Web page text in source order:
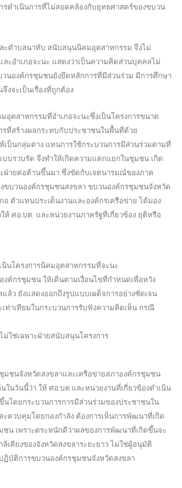
ดำเนินการที่ไม่สอดคล้องกับยุทธศาสตร์ของขบวน
ตำบลนาทับ สนับสนุนนิคมอุตสาหกรรม จึงไม่
ะอำเภอจะนะ แสดงว่าเป็นความคิดส่วนบุคคลไม่
นองค์กรชุมชนยังยึดหลักการที่มีส่วนร่วม มีการศึกษา
งจะเป็นเรื่องที่ถูกต้อง
ตสาหกรรมที่อำเภอจะนะซึ่งเป็นโครงการขนาด
ที่สร้างผลกระทบกับประชาชนในพื้นที่ด้วย
ป็นกลุ่มต่าง แทนการใช้กระบวนการมีส่วนร่วมตามที่
บรวบรัด จึงทำให้เกิดความแตกแยกในชุมชน เกิด
ฝ่ายต่อต้านขึ้นมา ซึ่งขัดกับเจตนารมณ์ของภาค
ขบวนองค์กรชุมชนสงขลา ขบวนองค์กรชุมชนจังหวัด
ตัวแทนประเด็นงานและองค์กรเครือข่าย ได้มอง
ห้ ศอ.บต. และหน่วยงานภาครัฐที่เกี่ยวข้อง ยุติหรือ
นโครงการนิคมอุตสาหกรรมที่จะนะ
ค์กรชุมชน ให้เดินตามเงื่อนไขที่กำหนดเพื่อหวัง
ว ยังแสดงออกถึงรูปแบบเผด็จการอย่างชัดเจน
ท่าเทียมในกระบวนการรับฟังความคิดเห็น กรณี
ใช่เฉพาะฝ่ายสนับสนุนโครงการ
ชนจังหวัดสงขลาและเครือข่ายสภาองค์กรชุมชน
นวันนี้ว่า ให้ ศอ.บต.และหน่วยงานที่เกี่ยวข้องดำเนิน
โดยกระบวนการการมีส่วนร่วมของประชาชนใน
ควบคุมโดยกองกำลัง ต้องการเห็นการพัฒนาที่เกิด
เพราะตระหนักดีว่าผลของการพัฒนาที่เกิดขึ้นจะ
เคียงของจังหวัดสงขลาระยะยาว ไม่ใช่ผู้อนุมัติ
ฏิบัติการขบวนองค์กรชุมชนจังหวัดสงขลา